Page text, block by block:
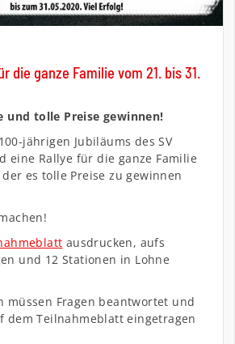
die ganze Familie vom 21. bis 31.
und tolle Preise gewinnen!
jährigen Jubiläums des SV
eine Rallye für die ganze Familie
es tolle Preise zu gewinnen
ausdrucken, aufs
und 12 Stationen in Lohne
müssen Fragen beantwortet und
dem Teilnahmeblatt eingetragen